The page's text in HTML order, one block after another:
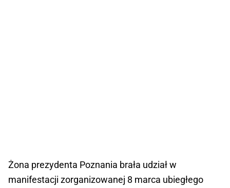
Żona prezydenta Poznania brała udział w
manifestacji zorganizowanej 8 marca ubiegłego